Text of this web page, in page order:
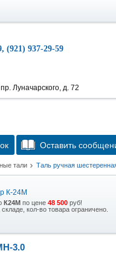
(921) 937-29-59
Луначарского, д. 72
Оставить
тали Таль ручная
К-24М
К24М по цене 48 500 руб!
кол-во товара ограничено.
(в наличии на складе)
3.0